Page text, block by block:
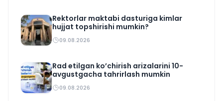
Rektorlar maktabi dasturiga kimlar
hujjat topshirishi mumkin?
09.08.2026
Rad etilgan ko’chirish arizalarini 10-
avgustgacha tahrirlash mumkin
09.08.2026